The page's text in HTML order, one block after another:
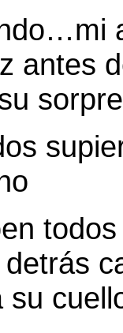
antes
su